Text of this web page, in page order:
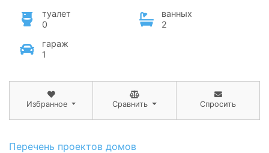
туалет
0
ванных
2
гараж
1
Избранное Сравнить Спросить
Перечень проектов домов